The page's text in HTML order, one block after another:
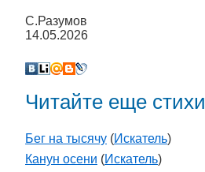
С.Разумов
14.05.2026
Читайте еще стихи
Бег на тысячу (Искатель)
Канун осени (Искатель)